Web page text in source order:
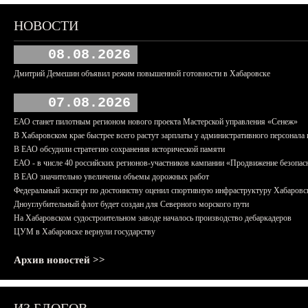
НОВОСТИ
08.08.2026
Дмитрий Демешин объявил режим повышенной готовности в Хабаровске
07.08.2026
ЕАО станет пилотным регионом нового проекта Мастерской управления «Сенеж»
В Хабаровском крае быстрее всего растут зарплаты у административного персонала
В ЕАО обсудили стратегию сохранения исторической памяти
ЕАО - в числе 40 российских регионов-участников кампании «Продвижение
В ЕАО значительно увеличены объемы дорожных работ
Федеральный эксперт по достоинству оценил спортивную инфраструктуру
Дноуглубительный флот будет создан для Северного морского пути
На Хабаровском судостроительном заводе началось производство дебаркадеров
ЦУМ в Хабаровске вернули государству
Архив новостей >>